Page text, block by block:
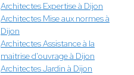
Architectes Expertise à Dijon
Architectes Mise aux normes à
Dijon
Architectes Assistance à la
maitrise d'ouvrage à Dijon
Architectes Jardin à Dijon